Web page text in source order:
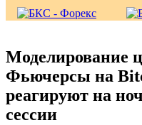
Моделирование
Фьючерсы на
реагируют на
сессии